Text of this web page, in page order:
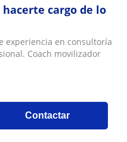
cargo de lo
experiencia en consultoría
Coach movilizador
Contactar